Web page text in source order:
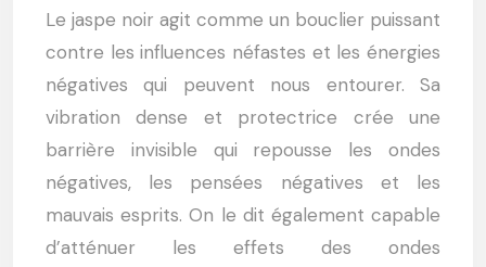
Le jaspe noir agit comme un bouclier puissant
contre les influences néfastes et les énergies
négatives qui peuvent nous entourer. Sa
vibration dense et protectrice crée une
barrière invisible qui repousse les ondes
négatives, les pensées négatives et les
mauvais esprits. On le dit également capable
d’atténuer les effets des ondes